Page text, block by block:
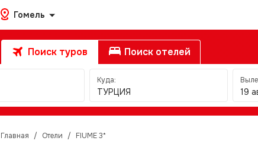
Гомель
Поиск туров Поиск отелей
Куда:
ТУРЦИЯ 19
Главная / Отели / FIUME 3*